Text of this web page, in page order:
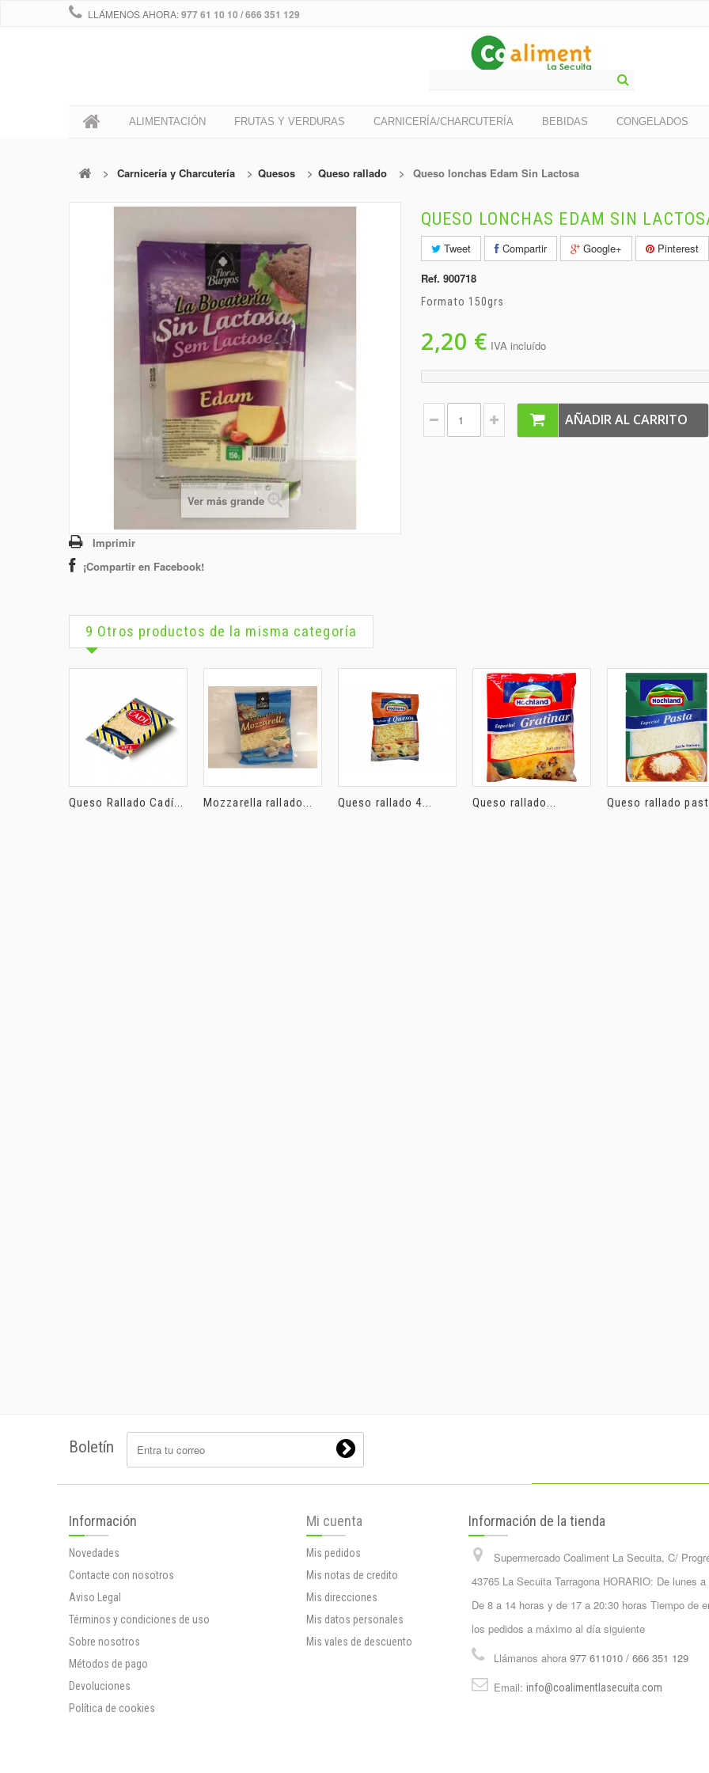
LLÁMENOS AHORA:977 61 10 10 / 666 351 129
ALIMENTACIÓN FRUTAS Y VERDURAS CARNICERÍA/CHARCUTERÍA BEBIDAS CONGELADOS
> Carnicería y Charcutería > Quesos > Queso rallado > Queso lonchas Edam Sin Lactosa
Ver más grande
Imprimir
¡Compartir en Facebook!
QUESO LONCHAS EDAM SIN
Tweet Compartir Google+
Pinterest
Ref. 900718
Formato 150grs
2,20 € IVA incluído
AÑADIR AL CARRITO
9 Otros productos de la misma categoría
Queso Rallado Cadí... Mozzarella rallado... Queso rallado 4... Queso rallado... Queso rallado
Boletín
Información
Novedades
Contacte con nosotros
Aviso Legal
Términos y condiciones de uso
Sobre nosotros
Métodos de pago
Devoluciones
Política de cookies
Mi cuenta
Mis pedidos
Mis notas de credito
Mis direcciones
Mis datos personales
Mis vales de descuento
Información de la tienda
Supermercado Coaliment La Secuita, C/
43765 La Secuita Tarragona HORARIO: De lunes
De 8 a 14 horas y de 17 a 20:30 horas Tiempo de
los pedidos a máximo al día siguiente
Llámanos ahora 977 611010 / 666 351 129
Email: info@coalimentlasecuita.com